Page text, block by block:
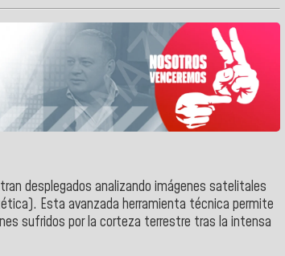
desplegados analizando imágenes satelitales
Esta avanzada herramienta técnica permite
sufridos por la corteza terrestre tras la intensa